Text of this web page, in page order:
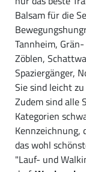
Balsam für die
Tannheim,
Zöblen,
Spaziergänger,
Sie sind leicht
Zudem sind alle
Kategorien
Kennzeichnung,
das wohl
"Lauf- und